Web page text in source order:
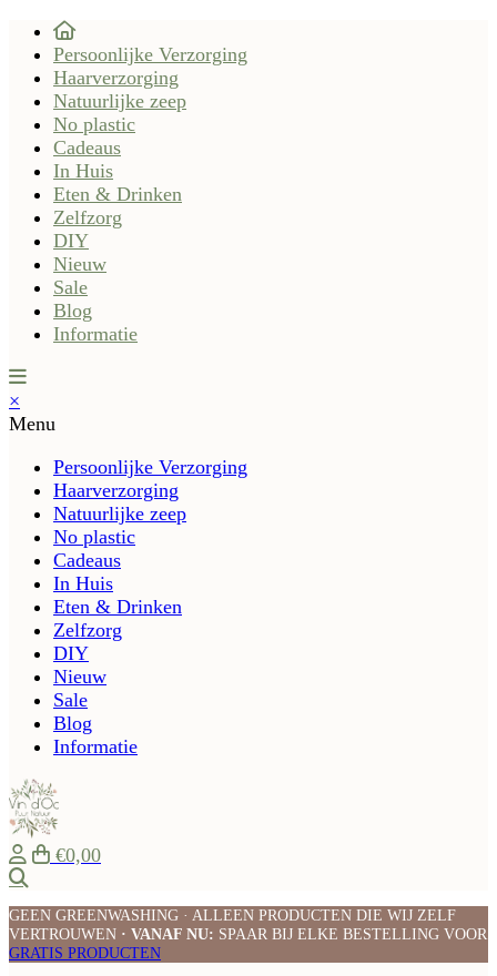
Persoonlijke Verzorging
Haarverzorging
Natuurlijke zeep
No plastic
Cadeaus
In Huis
Eten & Drinken
Zelfzorg
DIY
Nieuw
Sale
Blog
Informatie
×
Menu
Persoonlijke Verzorging
Haarverzorging
Natuurlijke zeep
No plastic
Cadeaus
In Huis
Eten & Drinken
Zelfzorg
DIY
Nieuw
Sale
Blog
Informatie
€0,00
GEEN GREENWASHING · ALLEEN PRODUCTEN DIE WIJ ZELF
VERTROUWEN · VANAF NU: SPAAR BIJ ELKE BESTELLING VOOR
GRATIS PRODUCTEN